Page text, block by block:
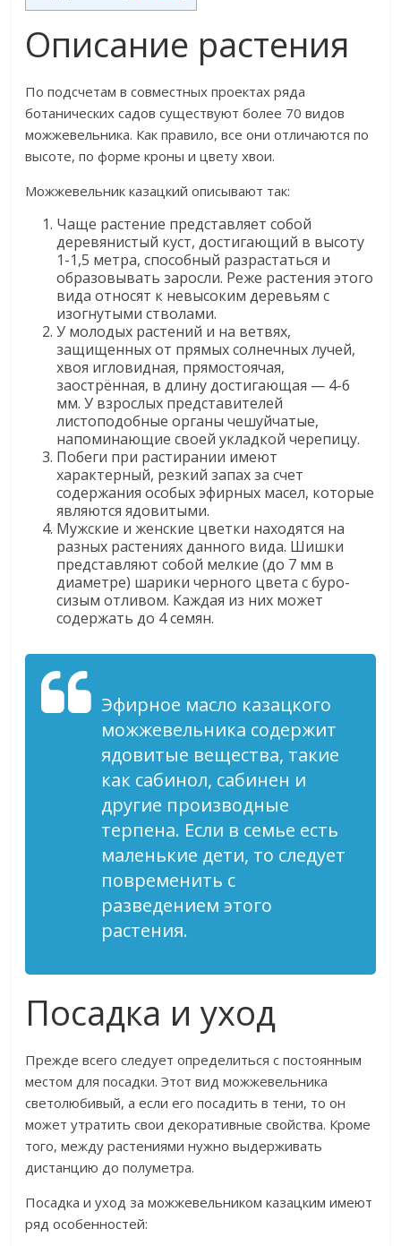
Описание растения
По подсчетам в совместных проектах ряда
ботанических садов существуют более 70 видов
можжевельника. Как правило, все они отличаются по
высоте, по форме кроны и цвету хвои.
Можжевельник казацкий описывают так:
Чаще растение представляет собой
деревянистый куст, достигающий в высоту
1-1,5 метра, способный разрастаться и
образовывать заросли. Реже растения этого
вида относят к невысоким деревьям с
изогнутыми стволами.
У молодых растений и на ветвях,
защищенных от прямых солнечных лучей,
хвоя игловидная, прямостоячая,
заострённая, в длину достигающая — 4-6
мм. У взрослых представителей
листоподобные органы чешуйчатые,
напоминающие своей укладкой черепицу.
Побеги при растирании имеют
характерный, резкий запах за счет
содержания особых эфирных масел, которые
являются ядовитыми.
Мужские и женские цветки находятся на
разных растениях данного вида. Шишки
представляют собой мелкие (до 7 мм в
диаметре) шарики черного цвета с буро-
сизым отливом. Каждая из них может
содержать до 4 семян.
Эфирное масло казацкого
можжевельника содержит
ядовитые вещества, такие
как сабинол, сабинен и
другие производные
терпена. Если в семье есть
маленькие дети, то следует
повременить с
разведением этого
растения.
Посадка и уход
Прежде всего следует определиться с постоянным
местом для посадки. Этот вид можжевельника
светолюбивый, а если его посадить в тени, то он
может утратить свои декоративные свойства. Кроме
того, между растениями нужно выдерживать
дистанцию до полуметра.
Посадка и уход за можжевельником казацким имеют
ряд особенностей: